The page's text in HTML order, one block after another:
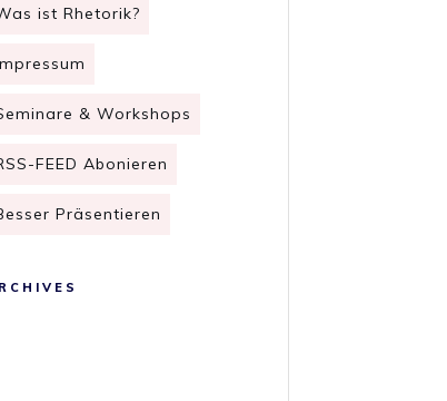
ist Rhetorik?
& Workshops
FEED Abonieren
Präsentieren